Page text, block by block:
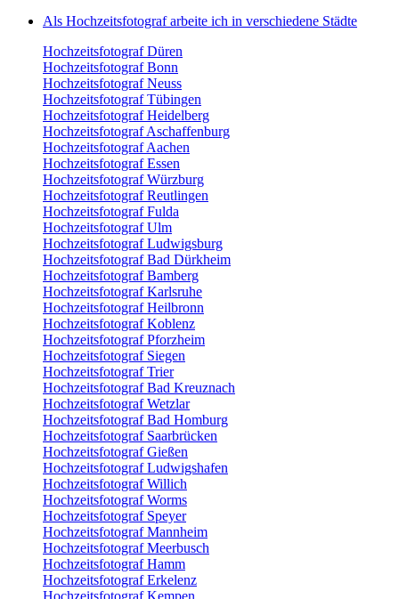
Als Hochzeitsfotograf arbeite ich in verschiedene Städte
Hochzeitsfotograf Düren
Hochzeitsfotograf Bonn
Hochzeitsfotograf Neuss
Hochzeitsfotograf Tübingen
Hochzeitsfotograf Heidelberg
Hochzeitsfotograf Aschaffenburg
Hochzeitsfotograf Aachen
Hochzeitsfotograf Essen
Hochzeitsfotograf Würzburg
Hochzeitsfotograf Reutlingen
Hochzeitsfotograf Fulda
Hochzeitsfotograf Ulm
Hochzeitsfotograf Ludwigsburg
Hochzeitsfotograf Bad Dürkheim
Hochzeitsfotograf Bamberg
Hochzeitsfotograf Karlsruhe
Hochzeitsfotograf Heilbronn
Hochzeitsfotograf Koblenz
Hochzeitsfotograf Pforzheim
Hochzeitsfotograf Siegen
Hochzeitsfotograf Trier
Hochzeitsfotograf Bad Kreuznach
Hochzeitsfotograf Wetzlar
Hochzeitsfotograf Bad Homburg
Hochzeitsfotograf Saarbrücken
Hochzeitsfotograf Gießen
Hochzeitsfotograf Ludwigshafen
Hochzeitsfotograf Willich
Hochzeitsfotograf Worms
Hochzeitsfotograf Speyer
Hochzeitsfotograf Mannheim
Hochzeitsfotograf Meerbusch
Hochzeitsfotograf Hamm
Hochzeitsfotograf Erkelenz